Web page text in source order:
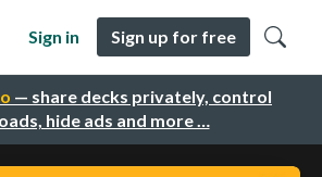
— share decks privately, control
hide ads and more …
Sign in Sign up for free